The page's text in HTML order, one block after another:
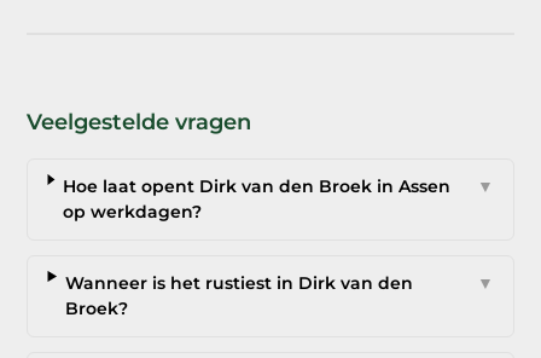
Veelgestelde vragen
Hoe laat opent Dirk van den Broek in Assen
op werkdagen?
▼
Wanneer is het rustiest in Dirk van den
Broek?
▼